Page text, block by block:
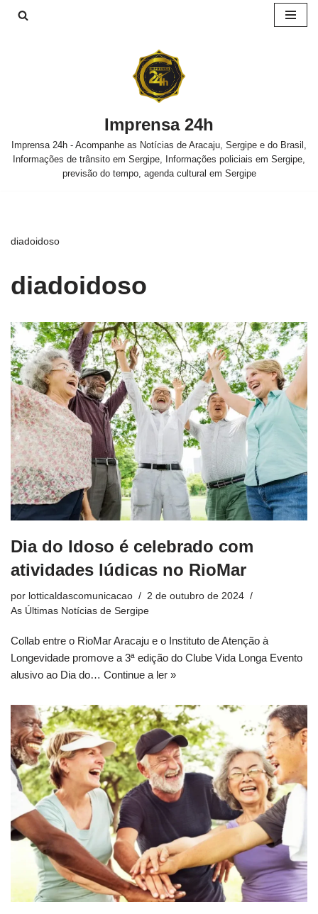
Imprensa 24h
Imprensa 24h - Acompanhe as Notícias de Aracaju, Sergipe e do Brasil,
Informações de trânsito em Sergipe, Informações policiais em Sergipe,
previsão do tempo, agenda cultural em Sergipe
diadoidoso
diadoidoso
Dia do Idoso é celebrado com
atividades lúdicas no RioMar
por lotticaldascomunicacao
2 de outubro de 2024
As Últimas Notícias de Sergipe
Collab entre o RioMar Aracaju e o Instituto de Atenção à
Longevidade promove a 3ª edição do Clube Vida Longa Evento
alusivo ao Dia do… Continue a ler »